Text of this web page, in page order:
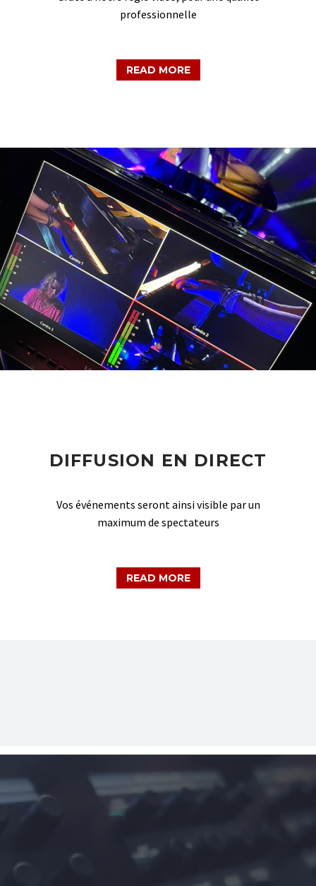
professionnelle
READ MORE
DIFFUSION EN DIRECT
Vos événements seront ainsi visible par un
maximum de spectateurs
READ MORE